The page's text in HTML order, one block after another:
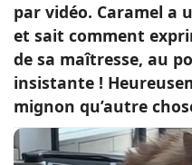
par vidéo. Caramel a
et sait comment
de sa maîtresse, au
insistante !
mignon qu’autre